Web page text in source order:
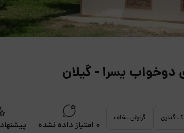
دوخواب یسرا - گیلان
گذاری گزارش تخلف
0 امتیاز داده نشده پیشنهاد 5 نفرات